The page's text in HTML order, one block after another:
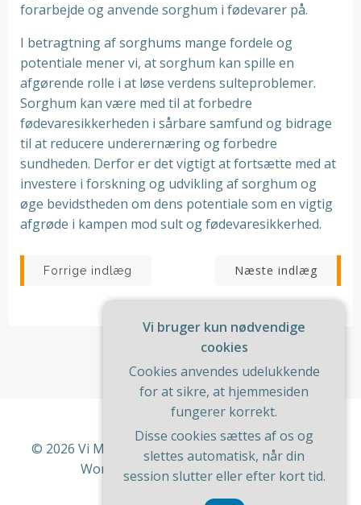
forarbejde og anvende sorghum i fødevarer på.
I betragtning af sorghums mange fordele og
potentiale mener vi, at sorghum kan spille en
afgørende rolle i at løse verdens sulteproblemer.
Sorghum kan være med til at forbedre
fødevaresikkerheden i sårbare samfund og bidrage
til at reducere underernæring og forbedre
sundheden. Derfor er det vigtigt at fortsætte med at
investere i forskning og udvikling af sorghum og
øge bevidstheden om dens potentiale som en vigtig
afgrøde i kampen mod sult og fødevaresikkerhed.
Indlægsnavigation
Forrige indlæg Næste indlæg
© 2026 Vi Med Hus Og Have. Bygget ved at bruge
WordPress og
ColibriWP Theme .
Vi bruger kun nødvendige
cookies
Cookies anvendes udelukkende
for at sikre, at hjemmesiden
fungerer korrekt.
Disse cookies sættes af os og
slettes automatisk, når din
session slutter eller efter kort tid.